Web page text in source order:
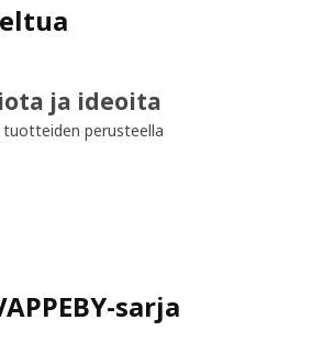
ja ideoita
perusteella
sarja